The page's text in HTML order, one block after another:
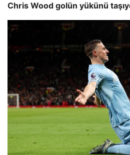
Chris Wood golün yükünü